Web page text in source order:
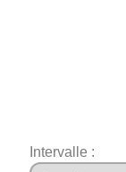
Intervalle :